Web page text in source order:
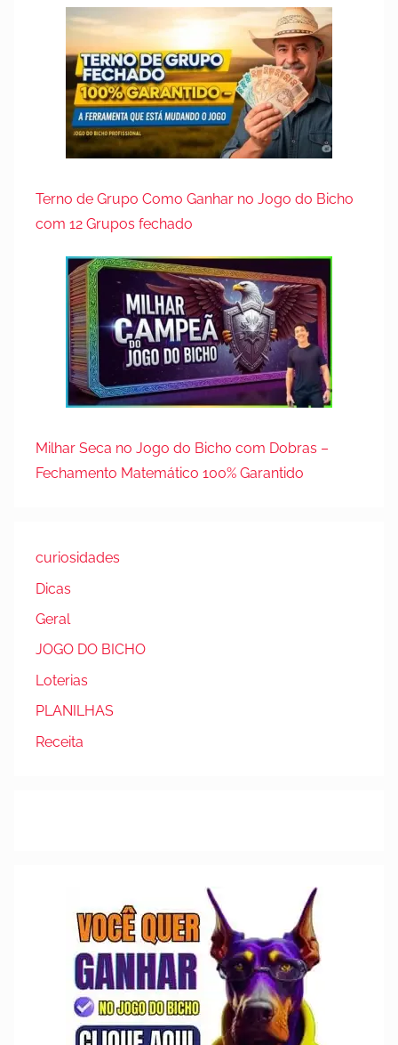
Terno de Grupo Como Ganhar no Jogo do Bicho
com 12 Grupos fechado
Milhar Seca no Jogo do Bicho com Dobras –
Fechamento Matemático 100% Garantido
curiosidades
Dicas
Geral
JOGO DO BICHO
Loterias
PLANILHAS
Receita